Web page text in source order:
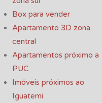
Box para vender
Apartamento 3D zona
central
Apartamentos próximo a
PUC
Imóveis próximos ao
Iguatemi